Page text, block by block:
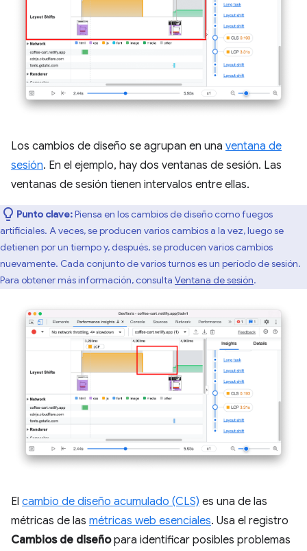
Los cambios de diseño se agrupan en una ventana de
sesión. En el ejemplo, hay dos ventanas de sesión. Las
ventanas de sesión tienen intervalos entre ellas.
Punto clave:Piensa en los cambios de diseño como fuegos
artificiales. A veces, se producen varios cambios a la vez, luego se
detienen por un tiempo y, después, se producen varios cambios
nuevamente. Cada conjunto de varios turnos es un período de sesión.
Para obtener más información, consulta Ventana de sesión.
El cambio de diseño acumulado (CLS) es una de las
métricas de las métricas web esenciales. Usa el registro
Cambios de diseñopara identificar posibles problemas